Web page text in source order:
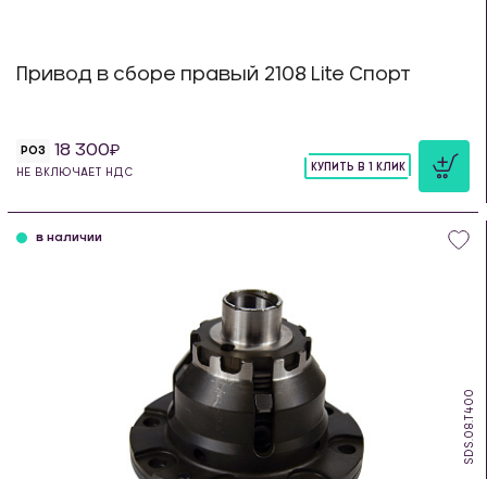
Привод в сборе правый 2108 Lite Спорт
РОЗ 18 300
НЕ ВКЛЮЧАЕТ НДС
КУПИТЬ В 1 КЛИК
SDS.08.T400
в наличии